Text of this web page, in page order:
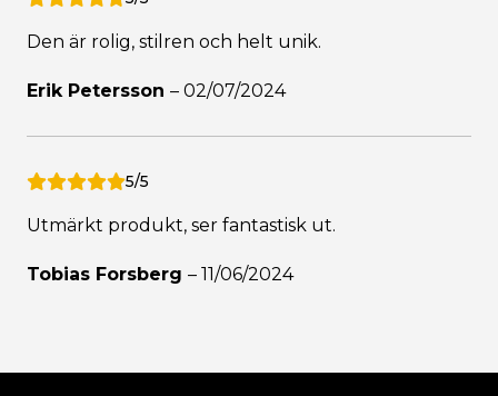
Den är rolig, stilren och helt unik.
Erik Petersson – 02/07/2024
5/5
Utmärkt produkt, ser fantastisk ut.
Tobias Forsberg – 11/06/2024